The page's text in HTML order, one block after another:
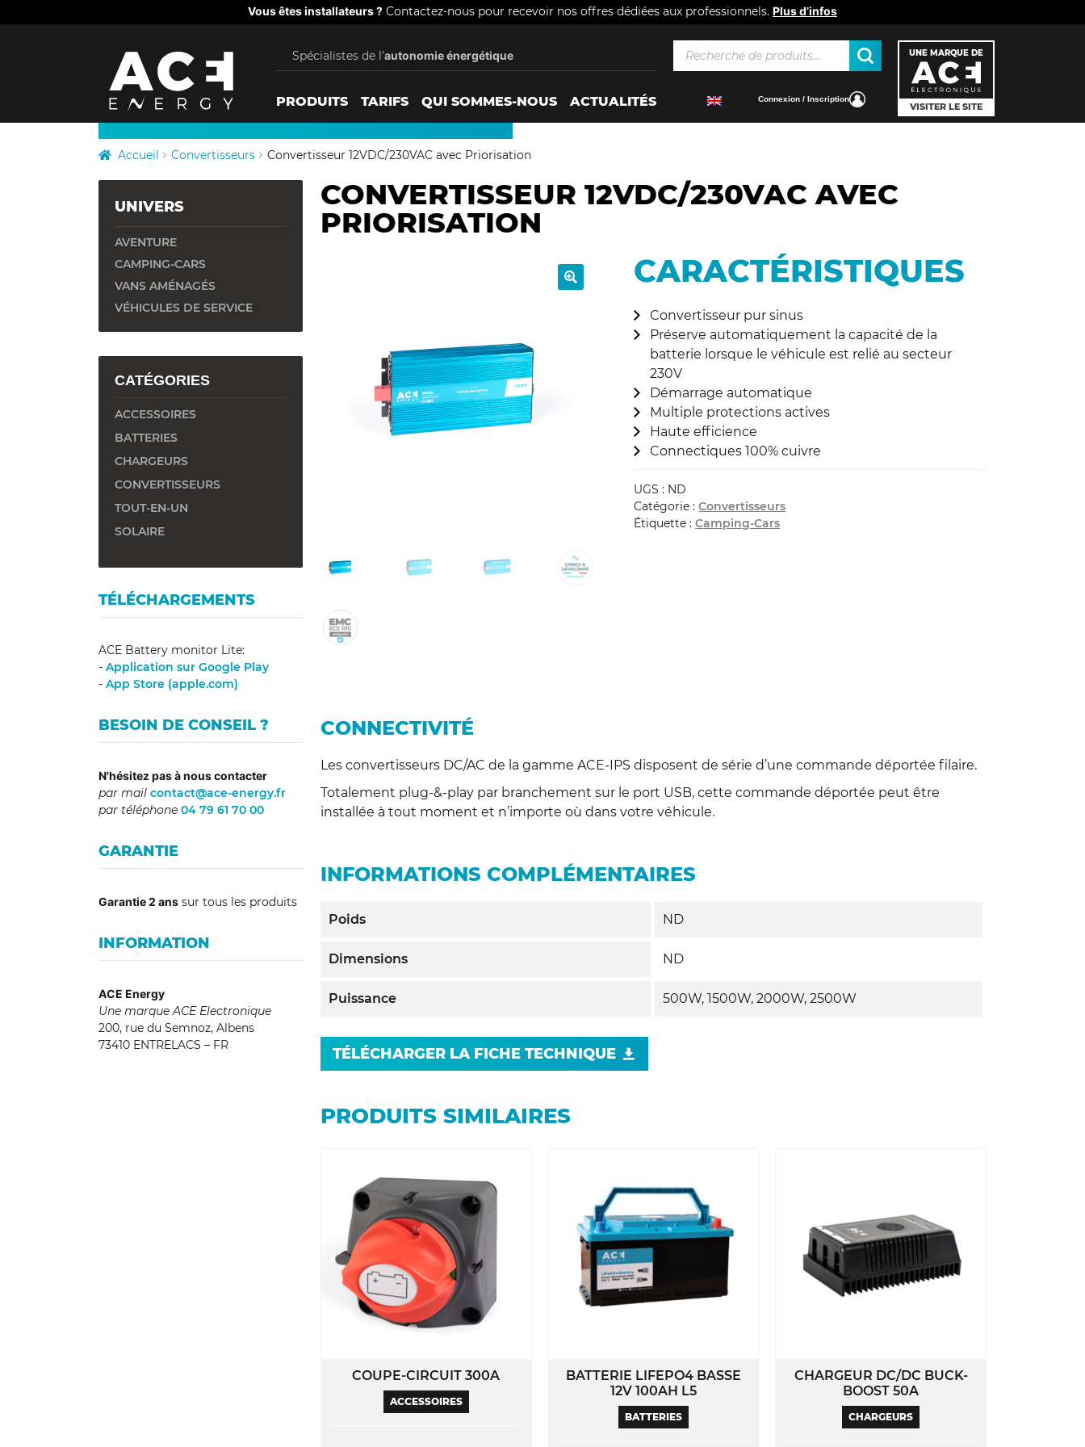
Vous êtes installateurs ? Contactez-nous pour recevoir nos offres dédiées aux professionnels. Plus d’infos
navigation
A
C
E
E
e
g
y
Spécialistes de l'autonomie énergétique
Recherche
Recherche
PRODUITS TARIFS QUI SOMMES-NOUS ACTUALITÉS Connexion / Inscription
UNE MARQUE DE
VISITER LE SITE
Accueil Convertisseurs Convertisseur 12VDC/230VAC avec Priorisation
CONVERTISSEUR 12VDC/230VAC AVEC
PRIORISATION
CARACTÉRISTIQUES
Convertisseur pur sinus
Préserve automatiquement la capacité de la
batterie lorsque le véhicule est relié au secteur
230V
Démarrage automatique
Multiple protections actives
Haute efficience
Connectiques 100% cuivre
UGS : ND
Catégorie :Convertisseurs
Étiquette :Camping-Cars
CONNECTIVITÉ
Les convertisseurs DC/AC de la gamme ACE-IPS disposent de série d’une commande déportée filaire.
Totalement plug-&-play par branchement sur le port USB, cette commande déportée peut être
installée à tout moment et n’importe où dans votre véhicule.
INFORMATIONS COMPLÉMENTAIRES
Poids ND
Dimensions ND
Puissance 500W, 1500W, 2000W, 2500W
TÉLÉCHARGER LA FICHE TECHNIQUE
PRODUITS SIMILAIRES
COUPE-CIRCUIT 300A
ACCESSOIRES
BATTERIE LIFEPO4 BASSE
12V 100AH L5
BATTERIES
CHARGEUR DC/DC BUCK-
BOOST 50A
CHARGEURS
UNIVERS
AVENTURE
CAMPING-CARS
VANS AMÉNAGÉS
VÉHICULES DE SERVICE
CATÉGORIES
ACCESSOIRES
BATTERIES
CHARGEURS
CONVERTISSEURS
TOUT-EN-UN
SOLAIRE
TÉLÉCHARGEMENTS
ACE Battery monitor Lite:
- Application sur Google Play
- App Store (apple.com)
BESOIN DE CONSEIL ?
N'hésitez pas à nous contacter
par mail contact@ace-energy.fr
par téléphone 04 79 61 70 00
GARANTIE
Garantie 2 ans sur tous les produits
INFORMATION
ACE Energy
Une marque ACE Electronique
200, rue du Semnoz, Albens
73410 ENTRELACS – FR